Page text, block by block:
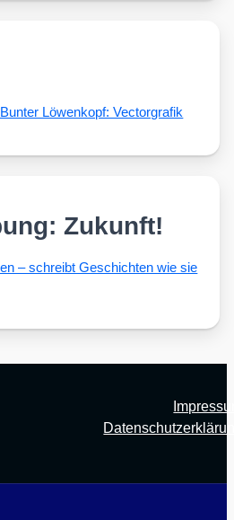
Zukunft!
– schreibt Geschich­ten wie sie